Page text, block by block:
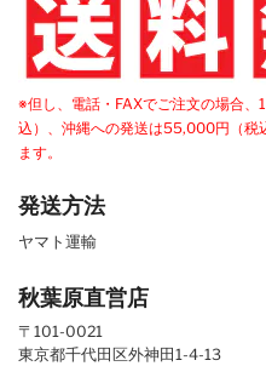
※但し、電話・FAXでご注文の場合
込）、沖縄への発送は55,000円（税
ます。
発送方法
ヤマト運輸
秋葉原直営店
〒101-0021
東京都千代田区外神田1-4-13